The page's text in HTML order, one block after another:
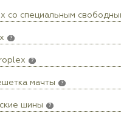
со специальным
?
?
мачты ?
шины ?